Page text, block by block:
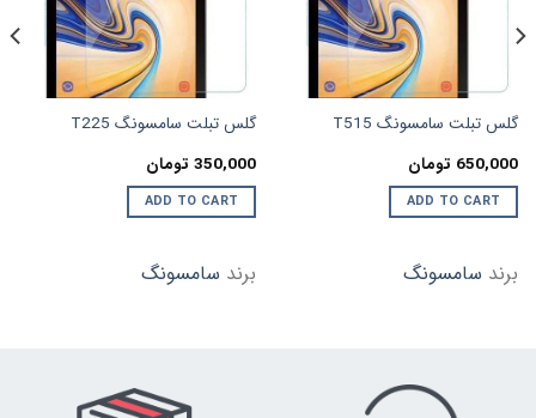
گلس تبلت سامسونگ T515
650,000 تومان
ADD TO CART
برند سامسونگ
گلس تبلت سامسونگ T225
350,000 تومان
ADD TO CART
برند سامسونگ